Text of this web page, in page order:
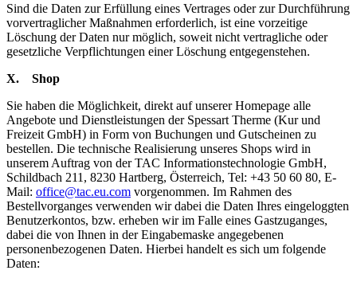
Sind die Daten zur Erfüllung eines Vertrages oder zur Durchführung
vorvertraglicher Maßnahmen erforderlich, ist eine vorzeitige
Löschung der Daten nur möglich, soweit nicht vertragliche oder
gesetzliche Verpflichtungen einer Löschung entgegenstehen.
X. Shop
Sie haben die Möglichkeit, direkt auf unserer Homepage alle
Angebote und Dienstleistungen der Spessart Therme (Kur und
Freizeit GmbH) in Form von Buchungen und Gutscheinen zu
bestellen. Die technische Realisierung unseres Shops wird in
unserem Auftrag von der TAC Informationstechnologie GmbH,
Schildbach 211, 8230 Hartberg, Österreich, Tel: +43 50 60 80, E-
Mail: office@tac.eu.com vorgenommen. Im Rahmen des
Bestellvorganges verwenden wir dabei die Daten Ihres eingeloggten
Benutzerkontos, bzw. erheben wir im Falle eines Gastzuganges,
dabei die von Ihnen in der Eingabemaske angegebenen
personenbezogenen Daten. Hierbei handelt es sich um folgende
Daten: